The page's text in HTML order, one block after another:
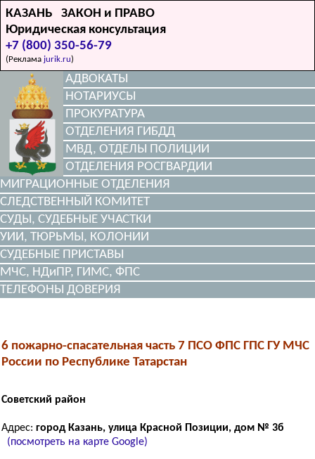
КАЗАНЬ ЗАКОН и ПРАВО
Юридическая консультация
+7 (800) 350-56-79
(Реклама jurik.ru)
АДВОКАТЫ
НОТАРИУСЫ
ПРОКУРАТУРА
ОТДЕЛЕНИЯ ГИБДД
МВД, ОТДЕЛЫ ПОЛИЦИИ
ОТДЕЛЕНИЯ РОСГВАРДИИ
МИГРАЦИОННЫЕ ОТДЕЛЕНИЯ
СЛЕДСТВЕННЫЙ КОМИТЕТ
СУДЫ, СУДЕБНЫЕ УЧАСТКИ
УИИ, ТЮРЬМЫ, КОЛОНИИ
СУДЕБНЫЕ ПРИСТАВЫ
МЧС, НДиПР, ГИМС, ФПС
ТЕЛЕФОНЫ ДОВЕРИЯ
6 пожарно-спасательная часть 7 ПСО ФПС ГПС ГУ МЧС
России по Республике Татарстан
Советский район
Адрес: город Казань, улица Красной Позиции, дом № 3б
(посмотреть на карте Google)